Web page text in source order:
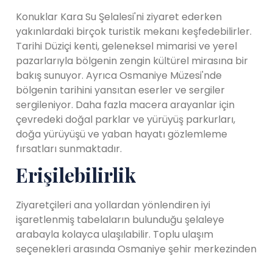
Konuklar Kara Su Şelalesi'ni ziyaret ederken
yakınlardaki birçok turistik mekanı keşfedebilirler.
Tarihi Düziçi kenti, geleneksel mimarisi ve yerel
pazarlarıyla bölgenin zengin kültürel mirasına bir
bakış sunuyor. Ayrıca Osmaniye Müzesi'nde
bölgenin tarihini yansıtan eserler ve sergiler
sergileniyor. Daha fazla macera arayanlar için
çevredeki doğal parklar ve yürüyüş parkurları,
doğa yürüyüşü ve yaban hayatı gözlemleme
fırsatları sunmaktadır.
Erişilebilirlik
Ziyaretçileri ana yollardan yönlendiren iyi
işaretlenmiş tabelaların bulunduğu şelaleye
arabayla kolayca ulaşılabilir. Toplu ulaşım
seçenekleri arasında Osmaniye şehir merkezinden